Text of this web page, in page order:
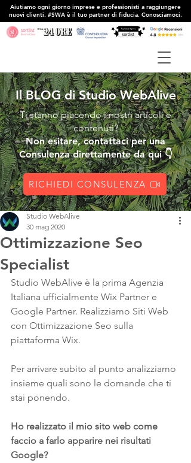
Aiutiamo ogni giorno imprese e professionisti a raggiungere
nuovi clienti. #SWA è il tuo partner di fiducia. Conosciamoci.
Il BLOG di Studio WebAlive
Ti stanno piacendo i nostri articoli e
contenuti?
Non esitare, contattaci per una
Consulenza direttamente da qui 👇
RICHIEDI CONSULENZA
Ottimizzazione Seo
Specialist
Studio WebAlive
30 mag 2020
Studio WebAlive è la prima Agenzia
Italiana ufficialmente Wix Partner e
Google Partner. Realizziamo Siti Web
con Ottimizzazione Seo sulla
piattaforma Wix.
Per arrivare subito al punto analizziamo
insieme quali sono le domande che ti
stai ponendo.
Ho realizzato il mio sito web come
faccio a farlo apparire nei risultati
Google?